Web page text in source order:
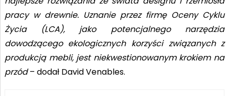
pracy w drewnie. Uznanie przez firmę Oceny Cyklu
Życia (LCA), jako potencjalnego narzędzia
dowodzącego ekologicznych korzyści związanych z
produkcją mebli, jest niekwestionowanym krokiem na
przód– dodał David Venables.